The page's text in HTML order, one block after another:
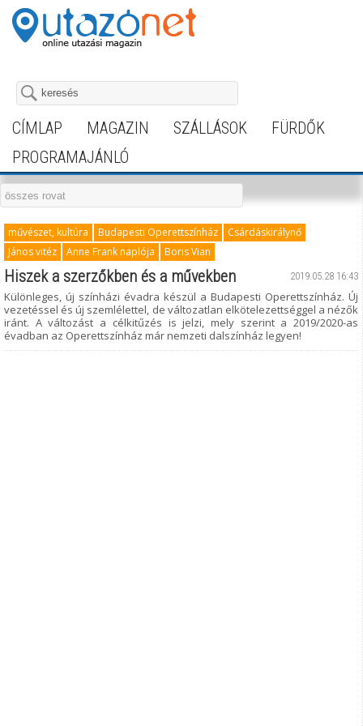
CÍMLAP MAGAZIN SZÁLLÁSOK
FÜRDŐK
PROGRAMAJÁNLÓ
művészet, kultúra Budapesti Operettszínház
Csárdáskirálynő
János vitéz
Anne Frank naplója Boris Vian
2019.05.28 16:43
Hiszek a szerzőkben és a művekben
Különleges, új színházi évadra készül a Budapesti Operettszínház. Új
vezetéssel és új szemlélettel, de változatlan elkötelezettséggel a nézők
iránt. A változást a célkitűzés is jelzi, mely szerint a 2019/2020-as
évadban az Operettszínház már nemzeti dalszínház legyen!